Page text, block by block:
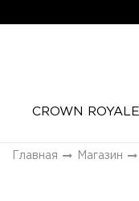
CROWN ROYALE
Главная Магазин